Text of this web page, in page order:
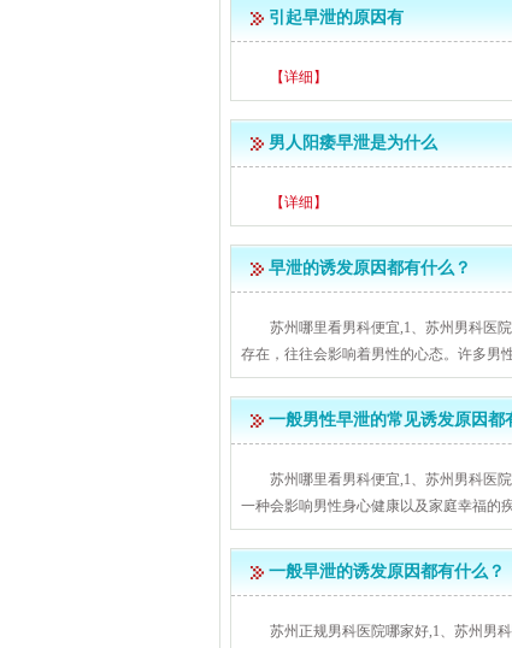
引起早泄的原因有
【详细】
男人阳痿早泄是为什么
【详细】
早泄的诱发原因都有什么？
苏州哪里看男科便宜,1、苏州男科医
存在，往往会影响着男性的心态。许多男
一般男性早泄的常见诱发原因都
苏州哪里看男科便宜,1、苏州男科医
一种会影响男性身心健康以及家庭幸福的
一般早泄的诱发原因都有什么？
苏州正规男科医院哪家好,1、苏州男